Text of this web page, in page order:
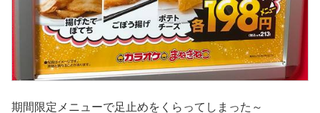
期間限定メニューで足止めをくらってしまった～